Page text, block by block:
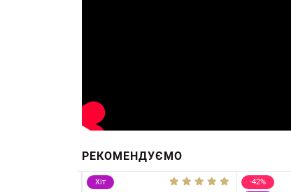
РЕКОМЕНДУЄМО
Хіт
-42%